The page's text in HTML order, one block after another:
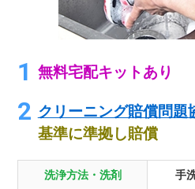
無料宅配キットあり
クリーニング賠償問題
基準に準拠し賠償
洗浄方法・洗剤 手